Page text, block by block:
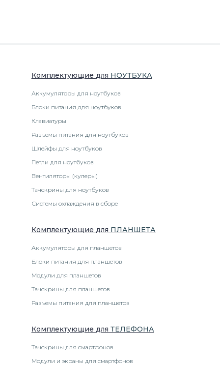
Комплектующие для НОУТБУКА
Аккумуляторы для ноутбуков
Блоки питания для ноутбуков
Клавиатуры
Разъемы питания для ноутбуков
Шлейфы для ноутбуков
Петли для ноутбуков
Вентиляторы (кулеры)
Тачскрины для ноутбуков
Системы охлаждения в сборе
Комплектующие для ПЛАНШЕТА
Аккумуляторы для планшетов
Блоки питания для планшетов
Модули для планшетов
Тачскрины для планшетов
Разъемы питания для планшетов
Комплектующие для ТЕЛЕФОНА
Тачскрины для смартфонов
Модули и экраны для смартфонов